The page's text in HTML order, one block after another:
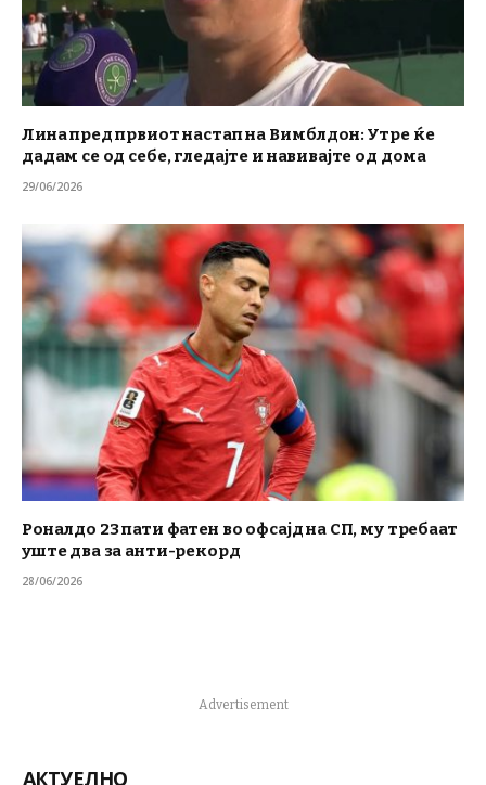
Лина пред првиот настап на Вимблдон: Утре ќе
дадам се од себе, гледајте и навивајте од дома
29/06/2026
Роналдо 23 пати фатен во офсајд на СП, му требаат
уште два за анти-рекорд
28/06/2026
Advertisement
АКТУЕЛНО